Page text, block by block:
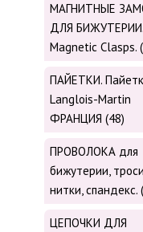
МАГНИТНЫЕ
ДЛЯ БИЖУТЕРИИ.
Magnetic Сlasps.
ПАЙЕТКИ.
Langlois-Martin
ФРАНЦИЯ (48)
ПРОВОЛОКА для
бижутерии,
нитки, cпандекс.
ЦЕПОЧКИ ДЛЯ